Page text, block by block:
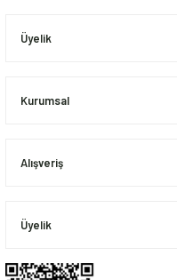
Üyelik
Kurumsal
Alışveriş
Üyelik